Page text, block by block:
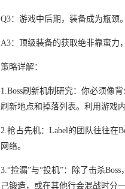
Q3：游戏中后期，装备成为瓶颈
A3：顶级装备的获取绝非靠蛮力
策略详解：
1.Boss刷新机制研究：你必须像
刷新地点和掉落列表。利用游戏
2.抢占先机：Label的团队往往在
网络。
3.“捡漏”与“投机”：除了击杀
己锻造，或在其他行会混战时分